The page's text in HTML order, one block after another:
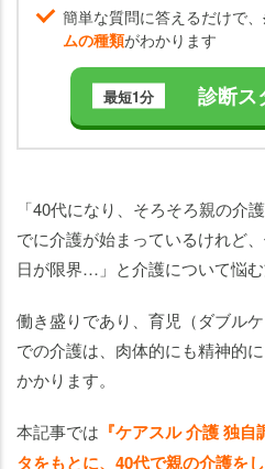
簡単な質問に答えるだけで、
ムの種類がわかります
最短1分 診断ス
「40代になり、そろそろ親の介
でに介護が始まっているけれど
日が限界…」と介護について悩む
働き盛りであり、育児（ダブル
での介護は、肉体的にも精神的
かかります。
本記事では 『ケアスル 介護 独自
タをもとに、40代で親の介護を
い
5
つ
悩
み
乗
り
越
え
40
代
親
の